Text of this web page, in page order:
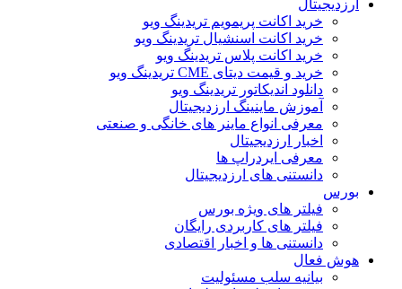
ارزدیجیتال
خرید اکانت پریمویم تریدینگ ویو
خرید اکانت اسنشیال تریدینگ ویو
خرید اکانت پلاس تریدینگ ویو
خرید و قیمت دیتای CME تریدینگ ویو
دانلود اندیکاتور تریدینگ ویو
آموزش ماینینگ ارزدیجیتال
معرفی انواع ماینر های خانگی و صنعتی
اخبار ارزدیجیتال
معرفی ایردراپ ها
دانستنی های ارزدیجیتال
بورس
فیلتر های ویژه بورس
فیلتر های کاربردی رایگان
دانستنی ها و اخبار اقتصادی
هوش فعال
بیانیه سلب مسئولیت